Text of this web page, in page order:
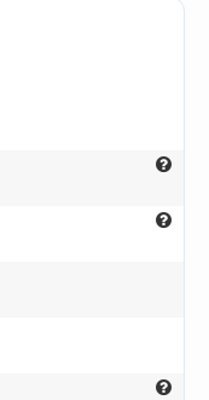
pewno o
czy dres